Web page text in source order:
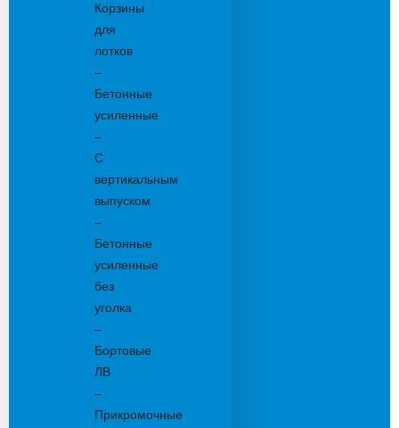
Корзины
для
лотков
–
Бетонные
усиленные
–
С
вертикальным
выпуском
–
Бетонные
усиленные
без
уголка
–
Бортовые
ЛВ
–
Прикромочные